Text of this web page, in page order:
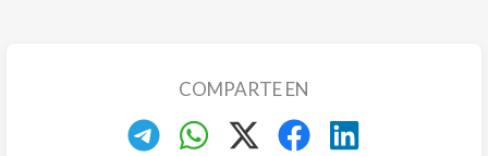
COMPARTE EN